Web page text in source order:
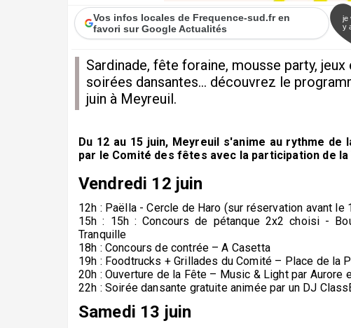
Vos infos locales de Frequence-sud.fr en
favori sur Google Actualités
je
y
Sardinade, fête foraine, mousse party,
soirées dansantes... découvrez le
juin à Meyreuil.
Du 12 au 15 juin, Meyreuil s'anime au rythme
par le Comité des fêtes avec la participation de la
Vendredi 12 juin
12h : Paëlla - Cercle de Haro (sur réservation avant le
15h : 15h : Concours de pétanque 2x2 choisi -
Tranquille
18h : Concours de contrée – A Casetta
19h : Foodtrucks + Grillades du Comité – Place de la
20h : Ouverture de la Fête – Music & Light par
22h : Soirée dansante gratuite animée par un DJ
Samedi 13 juin